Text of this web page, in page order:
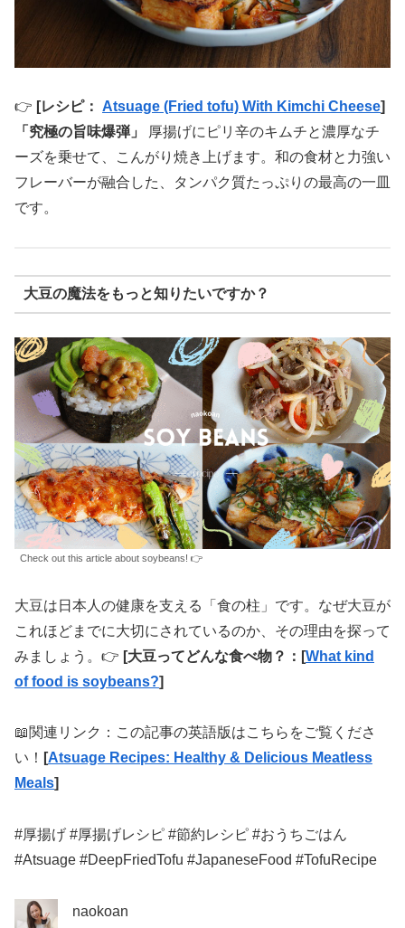
👉 [レシピ： Atsuage (Fried tofu) With Kimchi Cheese]
「究極の旨味爆弾」
厚揚げにピリ辛のキムチと濃厚なチ
ーズを乗せて、こんがり焼き上げます。和の食材と力強い
フレーバーが融合した、タンパク質たっぷりの最高の一皿
です。
大豆の魔法をもっと知りたいですか？
Check out this article about soybeans! 👉
大豆は日本人の健康を支える「食の柱」です。なぜ大豆が
これほどまでに大切にされているのか、その理由を探って
みましょう。👉 [大豆ってどんな食べ物？：[What kind
of food is soybeans?]
📖関連リンク：この記事の英語版はこちらをご覧くださ
い！ [Atsuage Recipes: Healthy & Delicious Meatless
Meals]
#厚揚げ #厚揚げレシピ #節約レシピ #おうちごはん
#Atsuage #DeepFriedTofu #JapaneseFood #TofuRecipe
naokoan